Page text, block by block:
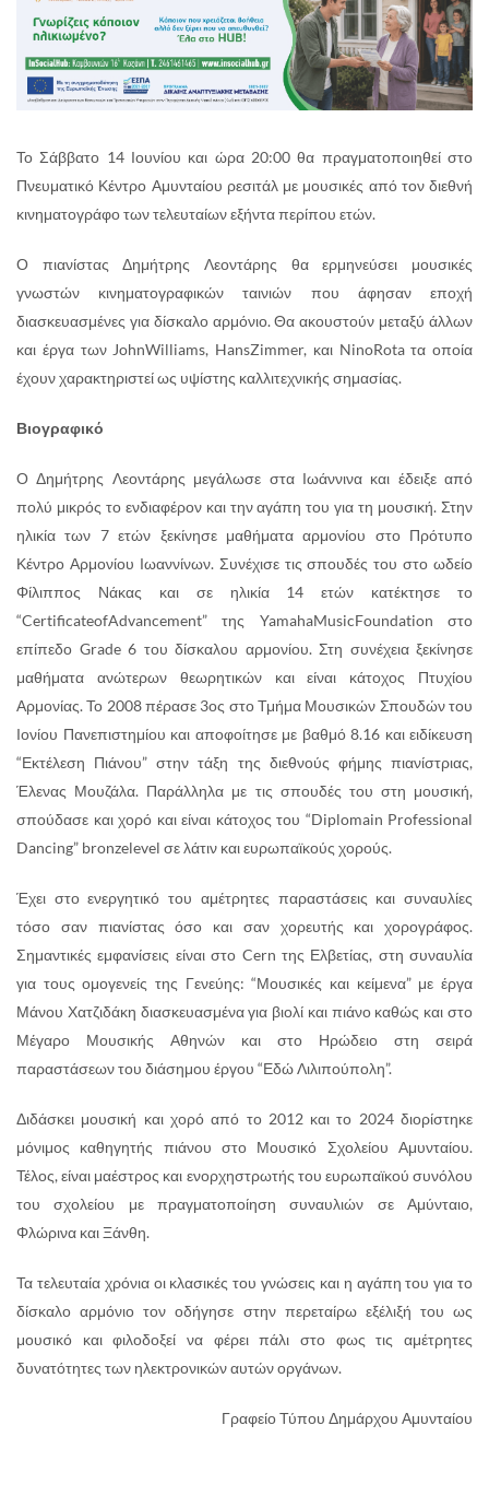
Το Σάββατο 14 Ιουνίου και ώρα 20:00 θα πραγματοποιηθεί στο
Πνευματικό Κέντρο Αμυνταίου ρεσιτάλ με μουσικές από τον διεθνή
κινηματογράφο των τελευταίων εξήντα περίπου ετών.
Ο πιανίστας Δημήτρης Λεοντάρης θα ερμηνεύσει μουσικές
γνωστών κινηματογραφικών ταινιών που άφησαν εποχή
διασκευασμένες για δίσκαλο αρμόνιο. Θα ακουστούν μεταξύ άλλων
και έργα των JohnWilliams, HansZimmer, και NinoRota τα οποία
έχουν χαρακτηριστεί ως υψίστης καλλιτεχνικής σημασίας.
Βιογραφικό
Ο Δημήτρης Λεοντάρης μεγάλωσε στα Ιωάννινα και έδειξε από
πολύ μικρός το ενδιαφέρον και την αγάπη του για τη μουσική. Στην
ηλικία των 7 ετών ξεκίνησε μαθήματα αρμονίου στο Πρότυπο
Κέντρο Αρμονίου Ιωαννίνων. Συνέχισε τις σπουδές του στο ωδείο
Φίλιππος Νάκας και σε ηλικία 14 ετών κατέκτησε το
“CertificateofAdvancement” της YamahaMusicFoundation στο
επίπεδο Grade 6 του δίσκαλου αρμονίου. Στη συνέχεια ξεκίνησε
μαθήματα ανώτερων θεωρητικών και είναι κάτοχος Πτυχίου
Αρμονίας. Το 2008 πέρασε 3ος στο Τμήμα Μουσικών Σπουδών του
Ιονίου Πανεπιστημίου και αποφοίτησε με βαθμό 8.16 και ειδίκευση
“Εκτέλεση Πιάνου” στην τάξη της διεθνούς φήμης πιανίστριας,
Έλενας Μουζάλα. Παράλληλα με τις σπουδές του στη μουσική,
σπούδασε και χορό και είναι κάτοχος του “Diplomain Professional
Dancing” bronzelevel σε λάτιν και ευρωπαϊκούς χορούς.
Έχει στο ενεργητικό του αμέτρητες παραστάσεις και συναυλίες
τόσο σαν πιανίστας όσο και σαν χορευτής και χορογράφος.
Σημαντικές εμφανίσεις είναι στο Cern της Ελβετίας, στη συναυλία
για τους ομογενείς της Γενεύης: “Μουσικές και κείμενα” με έργα
Μάνου Χατζιδάκη διασκευασμένα για βιολί και πιάνο καθώς και στο
Μέγαρο Μουσικής Αθηνών και στο Ηρώδειο στη σειρά
παραστάσεων του διάσημου έργου “Εδώ Λιλιπούπολη”.
Διδάσκει μουσική και χορό από το 2012 και το 2024 διορίστηκε
μόνιμος καθηγητής πιάνου στο Μουσικό Σχολείου Αμυνταίου.
Τέλος, είναι μαέστρος και ενορχηστρωτής του ευρωπαϊκού συνόλου
του σχολείου με πραγματοποίηση συναυλιών σε Αμύνταιο,
Φλώρινα και Ξάνθη.
Τα τελευταία χρόνια οι κλασικές του γνώσεις και η αγάπη του για το
δίσκαλο αρμόνιο τον οδήγησε στην περεταίρω εξέλιξή του ως
μουσικό και φιλοδοξεί να φέρει πάλι στο φως τις αμέτρητες
δυνατότητες των ηλεκτρονικών αυτών οργάνων.
Γραφείο Τύπου Δημάρχου Αμυνταίου